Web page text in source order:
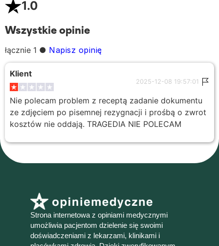
1.0
Wszystkie opinie
łącznie 1 ● Napisz opinię
Klient
2025-12-08 19:57:01
Nie polecam problem z receptą zadanie dokumentu
ze zdjęciem po pisemnej rezygnacji i prośbą o zwrot
kosztów nie oddają. TRAGEDIA NIE POLECAM
Strona internetowa z opiniami medycznymi
umożliwia pacjentom dzielenie się swoimi
doświadczeniami z lekarzami, klinikami i